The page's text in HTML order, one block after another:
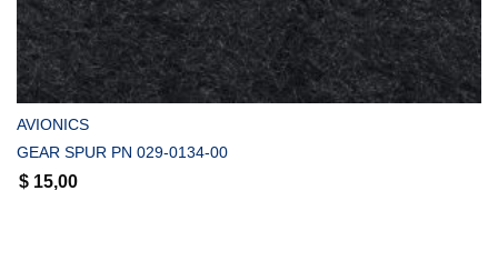
COMPRAR
AVIONICS
GEAR SPUR PN 029-0134-00
$ 15,00